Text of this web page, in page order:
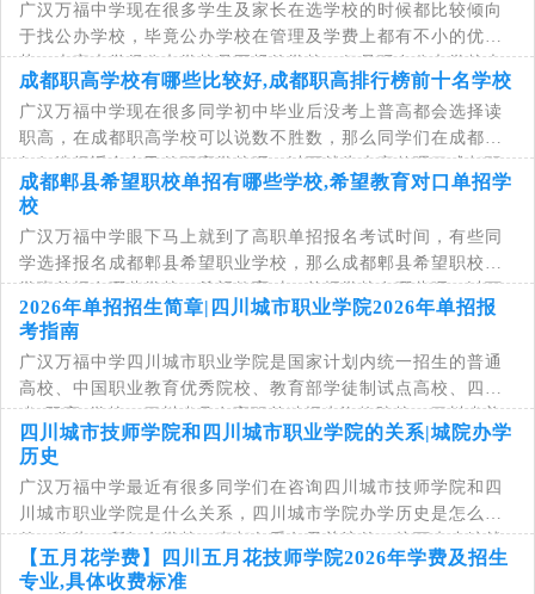
广汉万福中学现在很多学生及家长在选学校的时候都比较倾向
于找公办学校，毕竟公办学校在管理及学费上都有不小的优
势，大家也觉得公办学校是正规的学校，但是现在公办学校也
挺多的，同学们该如何选...
成都职高学校有哪些比较好,成都职高排行榜前十名学校
广汉万福中学现在很多同学初中毕业后没考上普高都会选择读
职高，在成都职高学校可以说数不胜数，那么同学们在成都该
如何选择适合自己的职高学校呢，以下就为大家整理了成都职
高学校有哪些比较好以...
成都郫县希望职校单招有哪些学校,希望教育对口单招学
校
广汉万福中学眼下马上就到了高职单招报名考试时间，有些同
学选择报名成都郫县希望职业学校，那么成都郫县希望职校升
学班单招有哪些学校，希望教育对口单招学校有哪些呢，以下
小编就为大家整理了2...
2026年单招招生简章|四川城市职业学院2026年单招报
考指南
广汉万福中学四川城市职业学院是国家计划内统一招生的普通
高校、中国职业教育优秀院校、教育部学徒制试点高校、四川
省“双高”学校、四川省具有高职单独招生资格院校、四川省普
通高等学校毕业生就...
四川城市技师学院和四川城市职业学院的关系|城院办学
历史
广汉万福中学最近有很多同学们在咨询四川城市技师学院和四
川城市职业学院是什么关系，四川城市学院办学历史是怎么样
的，作为一所知名学校一直都备受各界关注的，接下来小编就
带大家一起来详细了解...
【五月花学费】四川五月花技师学院2026年学费及招生
专业,具体收费标准